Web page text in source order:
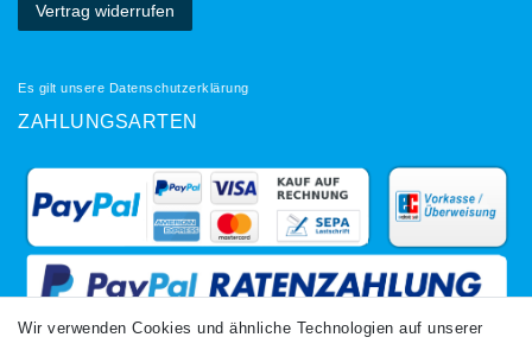
Vertrag widerrufen
Es gilt unsere Datenschutzerklärung
ZAHLUNGSARTEN
Wir verwenden Cookies und ähnliche Technologien auf unserer